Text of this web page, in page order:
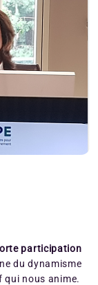
participation
du dynamisme
qui nous anime.